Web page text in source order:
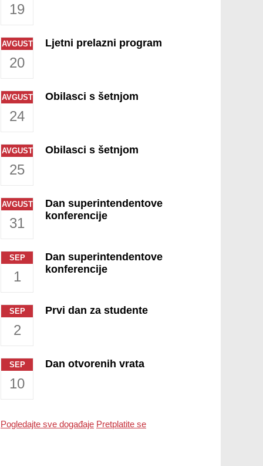
19
AVGUST
20
Ljetni prelazni program
AVGUST
24
Obilasci s šetnjom
AVGUST
25
Obilasci s šetnjom
AVGUST
31
Dan superintendentove
konferencije
SEP
1
Dan superintendentove
konferencije
SEP
2
Prvi dan za studente
SEP
10
Dan otvorenih vrata
Pogledajte sve događaje Pretplatite se